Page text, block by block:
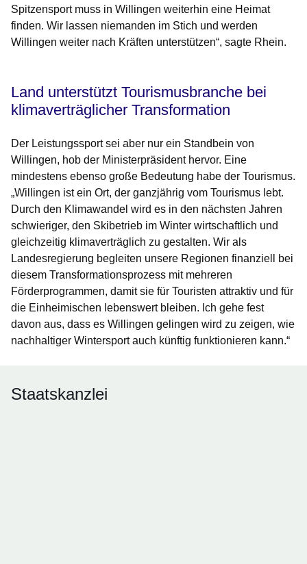
Spitzensport muss in Willingen weiterhin eine Heimat
finden. Wir lassen niemanden im Stich und werden
Willingen weiter nach Kräften unterstützen“, sagte Rhein.
Land unterstützt Tourismusbranche bei
klimaverträglicher Transformation
Der Leistungssport sei aber nur ein Standbein von
Willingen, hob der Ministerpräsident hervor. Eine
mindestens ebenso große Bedeutung habe der Tourismus.
„Willingen ist ein Ort, der ganzjährig vom Tourismus lebt.
Durch den Klimawandel wird es in den nächsten Jahren
schwieriger, den Skibetrieb im Winter wirtschaftlich und
gleichzeitig klimaverträglich zu gestalten. Wir als
Landesregierung begleiten unsere Regionen finanziell bei
diesem Transformationsprozess mit mehreren
Förderprogrammen, damit sie für Touristen attraktiv und für
die Einheimischen lebenswert bleiben. Ich gehe fest
davon aus, dass es Willingen gelingen wird zu zeigen, wie
nachhaltiger Wintersport auch künftig funktionieren kann.“
Staatskanzlei